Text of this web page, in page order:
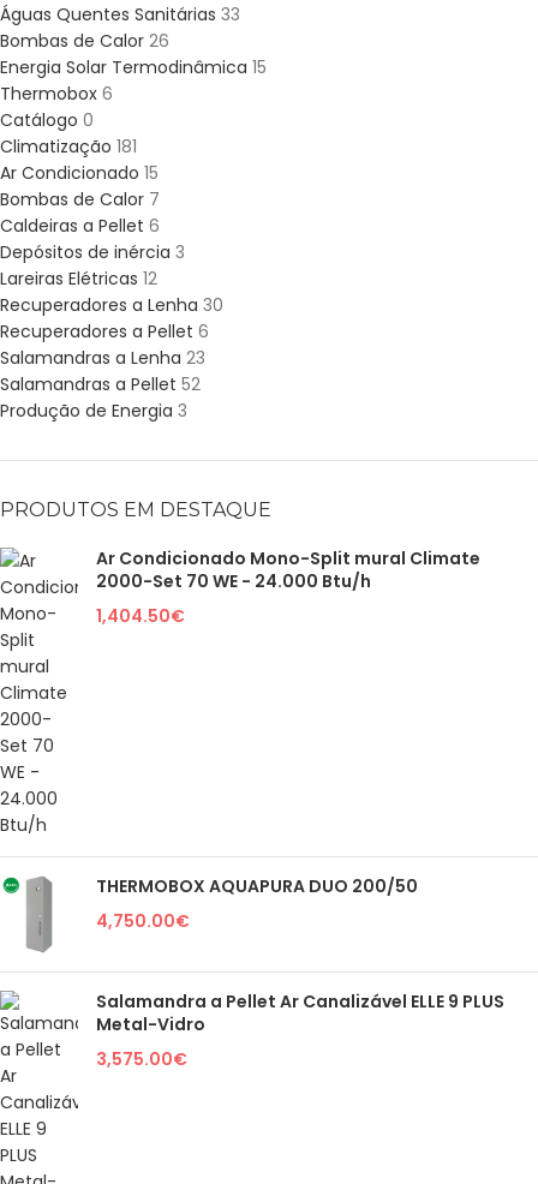
Águas Quentes Sanitárias 33
Bombas de Calor 26
Energia Solar Termodinâmica 15
Thermobox 6
Catálogo 0
Climatização 181
Ar Condicionado 15
Bombas de Calor 7
Caldeiras a Pellet 6
Depósitos de inércia 3
Lareiras Elétricas 12
Recuperadores a Lenha 30
Recuperadores a Pellet 6
Salamandras a Lenha 23
Salamandras a Pellet 52
Produção de Energia 3
PRODUTOS EM DESTAQUE
Ar Condicionado Mono-Split mural Climate
2000-Set 70 WE - 24.000 Btu/h
1,404.50€
THERMOBOX AQUAPURA DUO 200/50
4,750.00€
Salamandra a Pellet Ar Canalizável ELLE 9 PLUS
Metal-Vidro
3,575.00€